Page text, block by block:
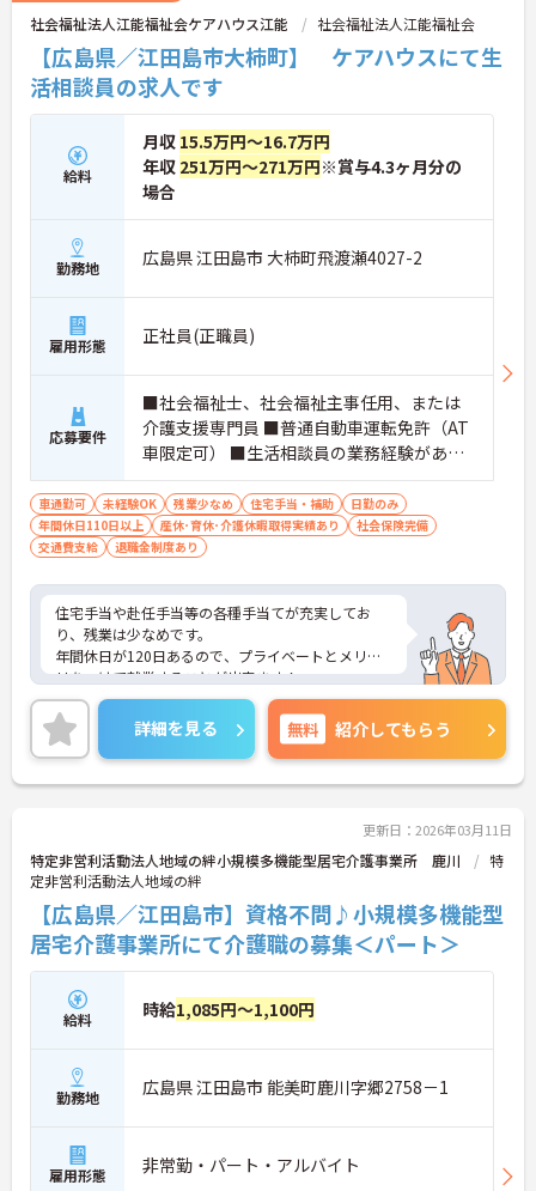
社会福祉法人江能福祉会ケアハウス江能 社会福祉法人江能福祉会
【広島県／江田島市大柿町】 ケアハウスにて生
活相談員の求人です
給料
月収 15.5万円～16.7万円
年収 251万円～271万円※賞与4.3ヶ月分の
場合
勤務地 広島県 江田島市 大柿町飛渡瀬4027-2
雇用形態 正社員(正職員)
応募要件
■社会福祉士、社会福祉主事任用、または
介護支援専門員 ■普通自動車運転免許（AT
車限定可） ■生活相談員の業務経験がある
と尚良 ※未経験相談可
車通勤可 未経験OK 残業少なめ 住宅手当・補助
日勤のみ
年間休日110日以上
産休･育休･介護休暇取得実績あり
社会保険完備
交通費支給
退職金制度あり
住宅手当や赴任手当等の各種手当てが充実してお
り、残業は少なめです。
年間休日が120日あるので、プライベートとメリハ
リをつけて就業することが出来ます！
ご興味ある方には、面接対策ポイントなど、さらに
詳細をお話しいたしますのでお気軽にご相談くださ
い！
詳細を見る 無料 紹介してもらう
更新日：2026年03月11日
特定非営利活動法人地域の絆小規模多機能型居宅介護事業所 鹿川
特
定非営利活動法人地域の絆
【広島県／江田島市】資格不問♪小規模多機能型
居宅介護事業所にて介護職の募集＜パート＞
給料 時給1,085円～1,100円
勤務地 広島県 江田島市 能美町鹿川字郷2758－1
雇用形態 非常勤・パート・アルバイト